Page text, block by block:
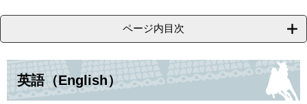
ページ内目次
英語（English）